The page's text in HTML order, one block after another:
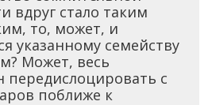
вдруг стало таким
то, может, и
указанному семейству
Может, весь
передислоцировать с
поближе к